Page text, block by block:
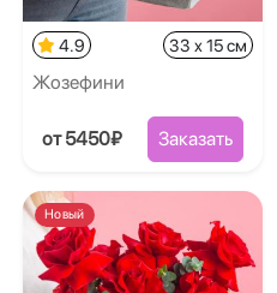
4.9 33 x 15 см
Жозефини
от 5450₽ Заказать
Новый